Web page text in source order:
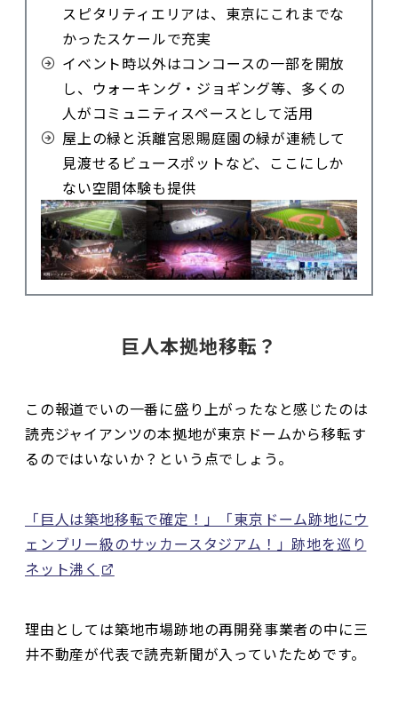
スピタリティエリアは、東京にこれまでな
かったスケールで充実
イベント時以外はコンコースの一部を開放
し、ウォーキング・ジョギング等、多くの
人がコミュニティスペースとして活用
屋上の緑と浜離宮恩賜庭園の緑が連続して
見渡せるビュースポットなど、ここにしか
ない空間体験も提供
巨人本拠地移転？
この報道でいの一番に盛り上がったなと感じたのは
読売ジャイアンツの本拠地が東京ドームから移転す
るのではいないか？という点でしょう。
「巨人は築地移転で確定！」「東京ドーム跡地にウ
ェンブリー級のサッカースタジアム！」跡地を巡り
ネット沸く
理由としては築地市場跡地の再開発事業者の中に三
井不動産が代表で読売新聞が入っていたためです。